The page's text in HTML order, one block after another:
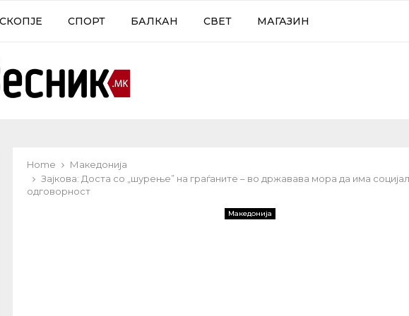
СКОПЈЕ СПОРТ БАЛКАН СВЕТ МАГАЗИН
Home
Македонија
Зајкова: Доста со „шурење” на граѓаните – во државава мора да има
одговорност
Македонија